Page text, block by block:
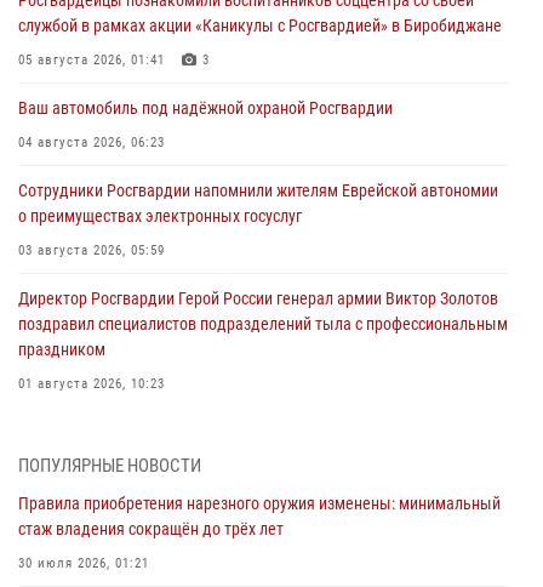
службой в рамках акции «Каникулы с Росгвардией» в Биробиджане
05 августа 2026, 01:41 3
Ваш автомобиль под надёжной охраной Росгвардии
04 августа 2026, 06:23
Сотрудники Росгвардии напомнили жителям Еврейской автономии
о преимуществах электронных госуслуг
03 августа 2026, 05:59
Директор Росгвардии Герой России генерал армии Виктор Золотов
поздравил специалистов подразделений тыла с профессиональным
праздником
01 августа 2026, 10:23
Российской Федерации
В Росгвардии вспоминают российских воинов, погибших в Первой
мировой войне 1914-1918 годов
ПОПУЛЯРНЫЕ НОВОСТИ
Правила приобретения нарезного оружия изменены: минимальный
стаж владения сокращён до трёх лет
30 июля 2026, 01:21